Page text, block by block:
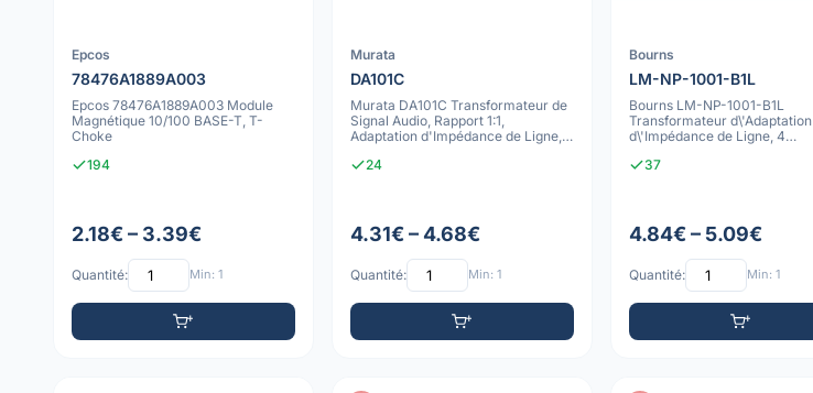
Epcos
78476A1889A003
Epcos 78476A1889A003 Module
Magnétique 10/100 BASE-T, T-
Choke
194
2.18€ – 3.39€
Quantité: Min: 1
Murata
DA101C
Murata DA101C Transformateur de
Signal Audio, Rapport 1:1,
Adaptation d'Impédance de Ligne,
24
4.31€ – 4.68€
Quantité: Min: 1
Bourns
LM-NP-1001-B1L
Bourns LM-NP-1001-B1L
Transformateur d\'Adaptation
d\'Impédance de Ligne, 4
37
4.84€ – 5.09€
Quantité: Min: 1